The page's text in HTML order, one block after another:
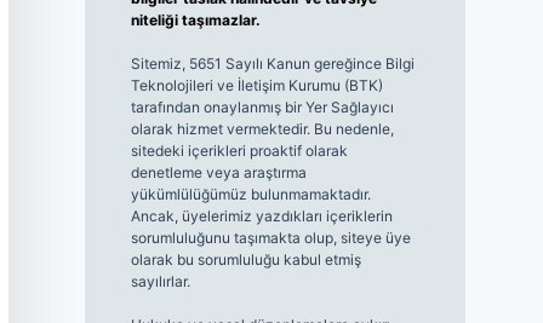
niteliği taşımazlar.
Sitemiz, 5651 Sayılı Kanun gereğince Bilgi
Teknolojileri ve İletişim Kurumu (BTK)
tarafından onaylanmış bir Yer Sağlayıcı
olarak hizmet vermektedir. Bu nedenle,
sitedeki içerikleri proaktif olarak
denetleme veya araştırma
yükümlülüğümüz bulunmamaktadır.
Ancak, üyelerimiz yazdıkları içeriklerin
sorumluluğunu taşımakta olup, siteye üye
olarak bu sorumluluğu kabul etmiş
sayılırlar.